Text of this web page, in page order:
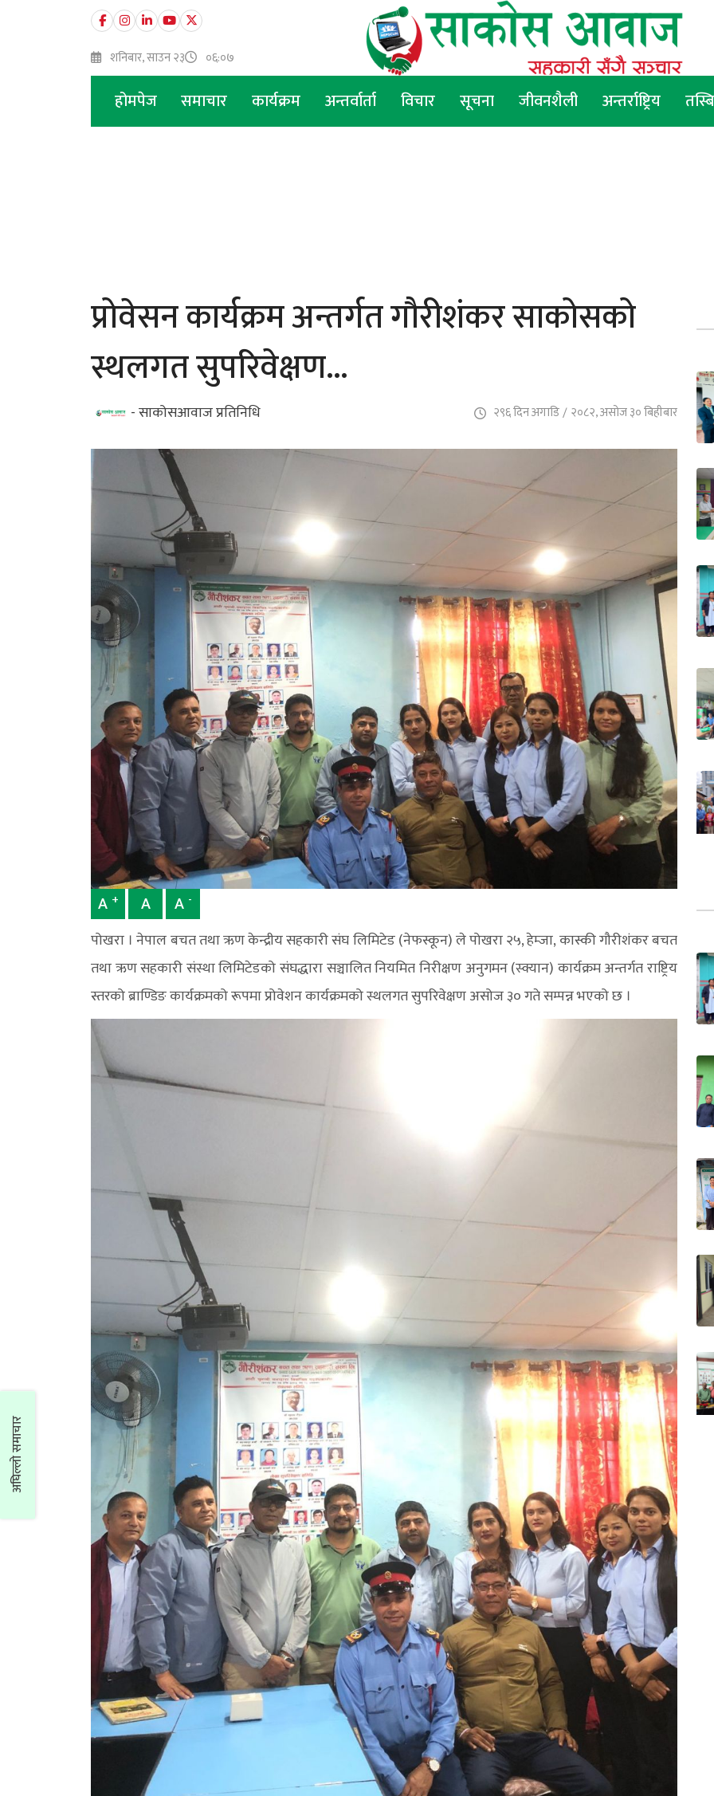
शनिबार, साउन २३ ०६:०७
होमपेज समाचार कार्यक्रम अन्तर्वार्ता विचार सूचना जीवनशैली अन्तर्राष्ट्रिय
अघिल्लो समाचार
प्रोवेसन कार्यक्रम अन्तर्गत गौरीशंकर साकोसको
स्थलगत सुपरिवेक्षण...
- साकोसआवाज प्रतिनिधि २९६ दिन अगाडि/ २०८२, असोज ३० बिहीबार
A + A A -
पोखरा । नेपाल बचत तथा ऋण केन्द्रीय सहकारी संघ लिमिटेड (नेफस्कून) ले पोखरा २५, हेम्जा, कास्की गौरीशंकर बचत
तथा ऋण सहकारी संस्था लिमिटेडको संघद्धारा सञ्चालित नियमित निरीक्षण अनुगमन (स्क्यान) कार्यक्रम अन्तर्गत राष्ट्रिय
स्तरको ब्राण्डिङ कार्यक्रमको रूपमा प्रोवेशन कार्यक्रमको स्थलगत सुपरिवेक्षण असोज ३० गते सम्पन्न भएको छ ।